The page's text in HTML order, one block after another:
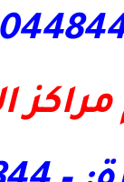
مراكز